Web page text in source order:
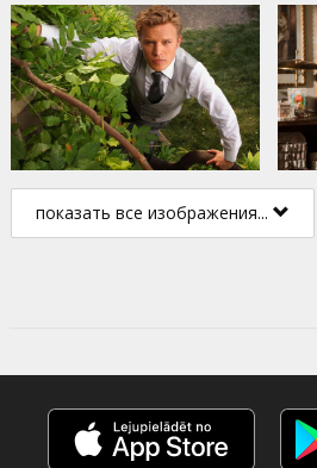
показать все изображения...